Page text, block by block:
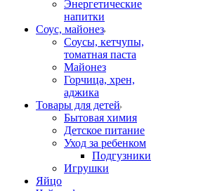
Энергетические
напитки
Соус, майонез
Соусы, кетчупы,
томатная паста
Майонез
Горчица, хрен,
аджика
Товары для детей
Бытовая химия
Детское питание
Уход за ребенком
Подгузники
Игрушки
Яйцо